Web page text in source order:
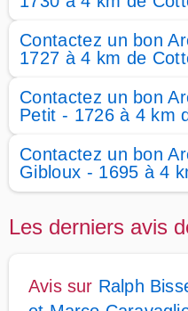
Contactez un bon
1727 à 4 km de
Contactez un bon
Petit - 1726 à 4 km
Contactez un bon
Gibloux - 1695 à 4
Les derniers avis
Avis sur Ralph